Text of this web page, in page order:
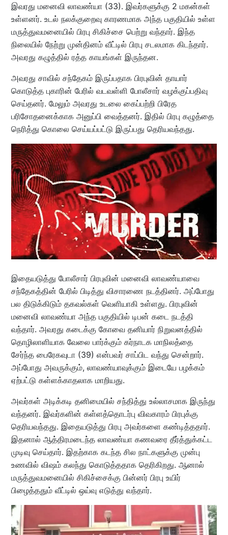
இவரது மனைவி லாவண்யா (33). இவர்களுக்கு 2 மகன்கள்
உள்ளனர். உடல் நலக்குறைவு காரணமாக அந்த பகுதியில் உள்ள
மருத்துவமனையில் பிரபு சிகிச்சை பெற்று வந்தார். இந்த
நிலையில் நேற்று முன்தினம் வீட்டில் பிரபு சடலமாக கிடந்தார்.
அவரது கழுத்தில் ரத்த காயங்கள் இருந்தன.
அவரது சாவில் சந்தேகம் இருப்பதாக பிரபுவின் தாயார்
கொடுத்த புகாரின் பேரில் வடவள்ளி போலீசார் வழக்குப்பதிவு
செய்தனர். மேலும் அவரது உடலை கைப்பற்றி பிரேத
பரிசோதனைக்காக அனுப்பி வைத்தனர். இதில் பிரபு கழுத்தை
நெரித்து கொலை செய்யப்பட்டு இருப்பது தெரியவந்தது.
இதையடுத்து போலீசார் பிரபுவின் மனைவி லாவண்யாவை
சந்தேகத்தின் பேரில் பிடித்து விசாரணை நடத்தினர். அப்போது
பல திடுக்கிடும் தகவல்கள் வெளியாகி உள்ளது. பிரபுவின்
மனைவி லாவண்யா அந்த பகுதியில் டிபன் கடை நடத்தி
வந்தார். அவரது கடைக்கு கோவை தனியார் நிறுவனத்தில்
தொழிலாளியாக வேலை பார்க்கும் கர்நாடக மாநிலத்தை
சேர்ந்த பைரேகவுடா (39) என்பவர் சாப்பிட வந்து சென்றார்.
அப்போது அவருக்கும், லாவண்யாவுக்கும் இடையே பழக்கம்
ஏற்பட்டு கள்ளக்காதலாக மாறியது.
அவர்கள் அடிக்கடி தனிமையில் சந்தித்து உல்லாசமாக இருந்து
வந்தனர். இவர்களின் கள்ளத்தொடர்பு விவகாரம் பிரபுக்கு
தெரியவந்தது. இதையடுத்து பிரபு அவர்களை கண்டித்ததார்.
இதனால் ஆத்திரமடைந்த லாவண்யா கணவரை தீர்த்துக்கட்ட
முடிவு செய்தார். இதற்காக கடந்த சில நாட்களுக்கு முன்பு
உணவில் விஷம் கலந்து கொடுத்ததாக தெரிகிறது. ஆனால்
மருத்துவமனையில் சிகிச்சைக்கு பின்னர் பிரபு உயிர்
பிழைத்ததும் வீட்டில் ஒய்வு எடுத்து வந்தார்.